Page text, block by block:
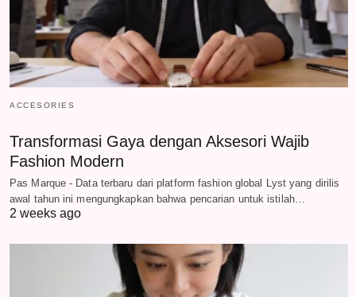
ACCESORIES
Transformasi Gaya dengan Aksesori Wajib
Fashion Modern
Pas Marque - Data terbaru dari platform fashion global Lyst yang dirilis
awal tahun ini mengungkapkan bahwa pencarian untuk istilah…
2 weeks ago